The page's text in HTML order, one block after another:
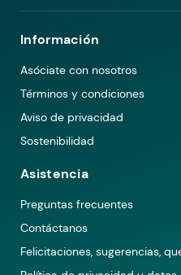
Información
Asóciate con nosotros
Términos y condiciones
Aviso de privacidad
Sostenibilidad
Asistencia
Preguntas frecuentes
Contáctanos
Felicitaciones, sugerencias,